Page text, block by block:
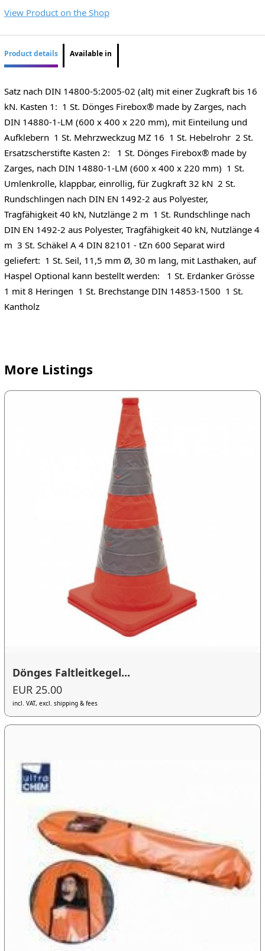
View Product on the Shop
Product details Available in
Satz nach DIN 14800-5:2005-02 (alt) mit einer Zugkraft bis 16
kN. Kasten 1: 1 St. Dönges Firebox® made by Zarges, nach
DIN 14880-1-LM (600 x 400 x 220 mm), mit Einteilung und
Aufklebern 1 St. Mehrzweckzug MZ 16 1 St. Hebelrohr 2 St.
Ersatzscherstifte Kasten 2: 1 St. Dönges Firebox® made by
Zarges, nach DIN 14880-1-LM (600 x 400 x 220 mm) 1 St.
Umlenkrolle, klappbar, einrollig, für Zugkraft 32 kN 2 St.
Rundschlingen nach DIN EN 1492-2 aus Polyester,
Tragfähigkeit 40 kN, Nutzlänge 2 m 1 St. Rundschlinge nach
DIN EN 1492-2 aus Polyester, Tragfähigkeit 40 kN, Nutzlänge 4
m 3 St. Schäkel A 4 DIN 82101 - tZn 600 Separat wird
geliefert: 1 St. Seil, 11,5 mm Ø, 30 m lang, mit Lasthaken, auf
Haspel Optional kann bestellt werden: 1 St. Erdanker Grösse
1 mit 8 Heringen 1 St. Brechstange DIN 14853-1500 1 St.
Kantholz
More Listings
Dönges Faltleitkegel...
EUR 25.00
incl. VAT, excl. shipping & fees